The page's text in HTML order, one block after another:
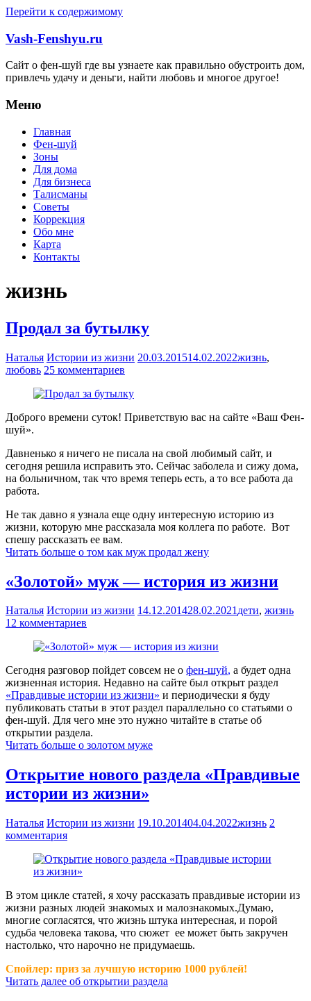
Перейти к содержимому
Vash-Fenshyu.ru
Сайт о фен-шуй где вы узнаете как правильно обустроить дом,
привлечь удачу и деньги, найти любовь и многое другое!
Меню
Главная
Фен-шуй
Зоны
Для дома
Для бизнеса
Талисманы
Советы
Коррекция
Обо мне
Карта
Контакты
жизнь
Продал за бутылку
Наталья Истории из жизни 20.03.201514.02.2022жизнь,
любовь 25 комментариев
Доброго времени суток! Приветствую вас на сайте «Ваш Фен-
шуй».
Давненько я ничего не писала на свой любимый сайт, и
сегодня решила исправить это. Сейчас заболела и сижу дома,
на больничном, так что время теперь есть, а то все работа да
работа.
Не так давно я узнала еще одну интересную историю из
жизни, которую мне рассказала моя коллега по работе. Вот
спешу рассказать ее вам.
Читать больше о том как муж продал жену
«Золотой» муж — история из жизни
Наталья Истории из жизни 14.12.201428.02.2021дети, жизнь
12 комментариев
Сегодня разговор пойдет совсем не о фен-шуй, а будет одна
жизненная история. Недавно на сайте был открыт раздел
«Правдивые истории из жизни» и периодически я буду
публиковать статьи в этот раздел параллельно со статьями о
фен-шуй. Для чего мне это нужно читайте в статье об
открытии раздела.
Читать больше о золотом муже
Открытие нового раздела «Правдивые
истории из жизни»
Наталья Истории из жизни 19.10.201404.04.2022жизнь 2
комментария
В этом цикле статей, я хочу рассказать правдивые истории из
жизни разных людей знакомых и малознакомых.Думаю,
многие согласятся, что жизнь штука интересная, и порой
судьба человека такова, что сюжет ее может быть закручен
настолько, что нарочно не придумаешь.
Спойлер: приз за лучшую историю 1000 рублей!
Читать далее об открытии раздела